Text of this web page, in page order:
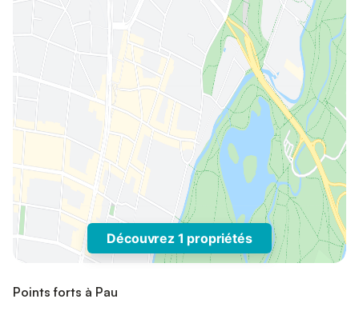
Découvrez 1 propriétés
Points forts à Pau